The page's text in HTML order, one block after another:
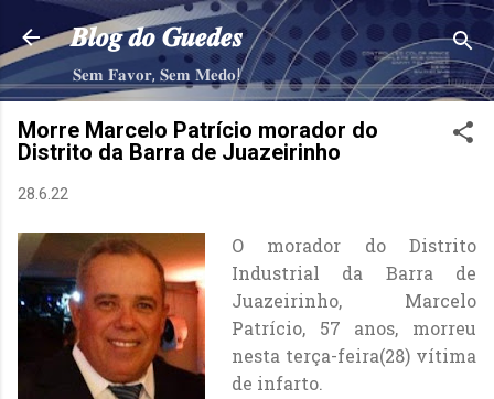
Pular para o conteúdo principal
𝑩𝒍𝒐𝒈 𝒅𝒐 𝑮𝒖𝒆𝒅𝒆𝒔
𝐒𝐞𝐦 𝐅𝐚𝐯𝐨𝐫, 𝐒𝐞𝐦 𝐌𝐞𝐝𝐨!
Morre Marcelo Patrício morador do
Distrito da Barra de Juazeirinho
28.6.22
O morador do Distrito
Industrial da Barra de
Juazeirinho, Marcelo
Patrício, 57 anos, morreu
nesta terça-feira(28) vítima
de infarto.